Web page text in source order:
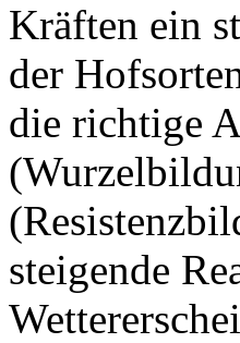
Kräften ein
der
die richtige
steigende